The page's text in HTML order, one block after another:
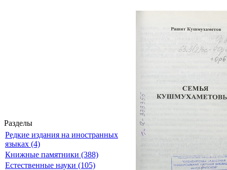
Разделы
Редкие издания на иностранных
языках (4)
Книжные памятники (388)
Естественные науки (105)